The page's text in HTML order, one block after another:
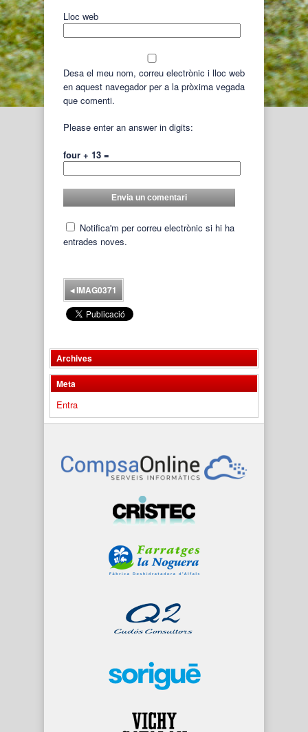
Lloc web
Desa el meu nom, correu electrònic i lloc web
en aquest navegador per a la pròxima vegada
que comenti.
Please enter an answer in digits:
four + 13 =
Notifica'm per correu electrònic si hi ha
entrades noves.
◂IMAG0371
Archives
Meta
Entra